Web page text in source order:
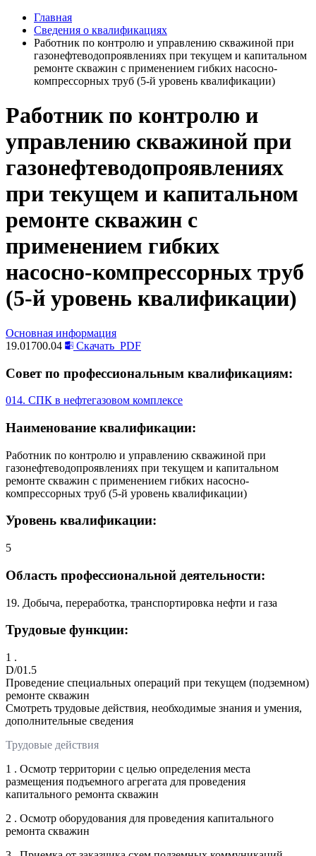
Главная
Сведения о квалификациях
Работник по контролю и управлению скважиной при
газонефтеводопроявлениях при текущем и капитальном
ремонте скважин с применением гибких насосно-
компрессорных труб (5-й уровень квалификации)
Работник по контролю и
управлению скважиной при
газонефтеводопроявлениях
при текущем и капитальном
ремонте скважин с
применением гибких
насосно-компрессорных труб
(5-й уровень квалификации)
Основная информация
19.01700.04
Скачать PDF
Совет по профессиональным квалификациям:
014. СПК в нефтегазовом комплексе
Наименование квалификации:
Работник по контролю и управлению скважиной при
газонефтеводопроявлениях при текущем и капитальном
ремонте скважин с применением гибких насосно-
компрессорных труб (5-й уровень квалификации)
Уровень квалификации:
5
Область профессиональной деятельности:
19. Добыча, переработка, транспортировка нефти и газа
Трудовые функции:
1 .
D/01.5
Проведение специальных операций при текущем (подземном)
ремонте скважин
Смотреть трудовые действия, необходимые знания и умения,
дополнительные сведения
Трудовые действия
1 . Осмотр территории с целью определения места
размещения подъемного агрегата для проведения
капитального ремонта скважин
2 . Осмотр оборудования для проведения капитального
ремонта скважин